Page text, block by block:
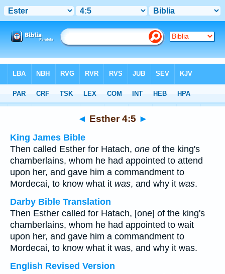
Multilingual > Esther 4:5
◄ Esther 4:5 ►
King James Bible
Then called Esther for Hatach, one of the king's
chamberlains, whom he had appointed to attend
upon her, and gave him a commandment to
Mordecai, to know what it was, and why it was.
Darby Bible Translation
Then Esther called for Hatach, [one] of the king's
chamberlains, whom he had appointed to wait
upon her, and gave him a commandment to
Mordecai, to know what it was, and why it was.
English Revised Version